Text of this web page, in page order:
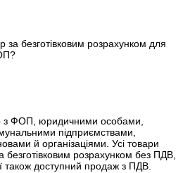
безготівковим розрахунком для
ФОП, юридичними особами,
підприємствами,
й організаціями. Усі товари
розрахунком без ПДВ,
також доступний продаж з ПДВ.